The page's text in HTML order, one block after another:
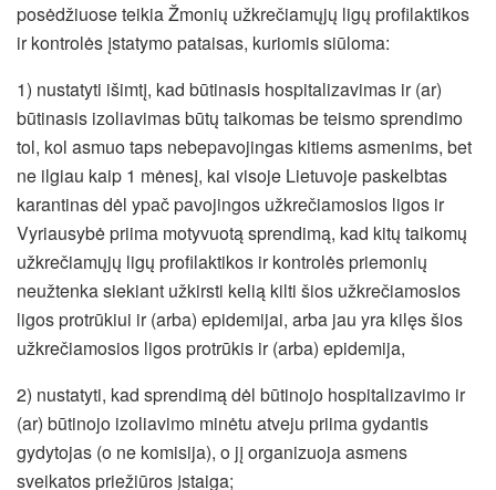
posėdžiuose teikia Žmonių užkrečiamųjų ligų profilaktikos
ir kontrolės įstatymo pataisas, kuriomis siūloma:
1) nustatyti išimtį, kad būtinasis hospitalizavimas ir (ar)
būtinasis izoliavimas būtų taikomas be teismo sprendimo
tol, kol asmuo taps nebepavojingas kitiems asmenims, bet
ne ilgiau kaip 1 mėnesį, kai visoje Lietuvoje paskelbtas
karantinas dėl ypač pavojingos užkrečiamosios ligos ir
Vyriausybė priima motyvuotą sprendimą, kad kitų taikomų
užkrečiamųjų ligų profilaktikos ir kontrolės priemonių
neužtenka siekiant užkirsti kelią kilti šios užkrečiamosios
ligos protrūkiui ir (arba) epidemijai, arba jau yra kilęs šios
užkrečiamosios ligos protrūkis ir (arba) epidemija,
2) nustatyti, kad sprendimą dėl būtinojo hospitalizavimo ir
(ar) būtinojo izoliavimo minėtu atveju priima gydantis
gydytojas (o ne komisija), o jį organizuoja asmens
sveikatos priežiūros įstaiga;